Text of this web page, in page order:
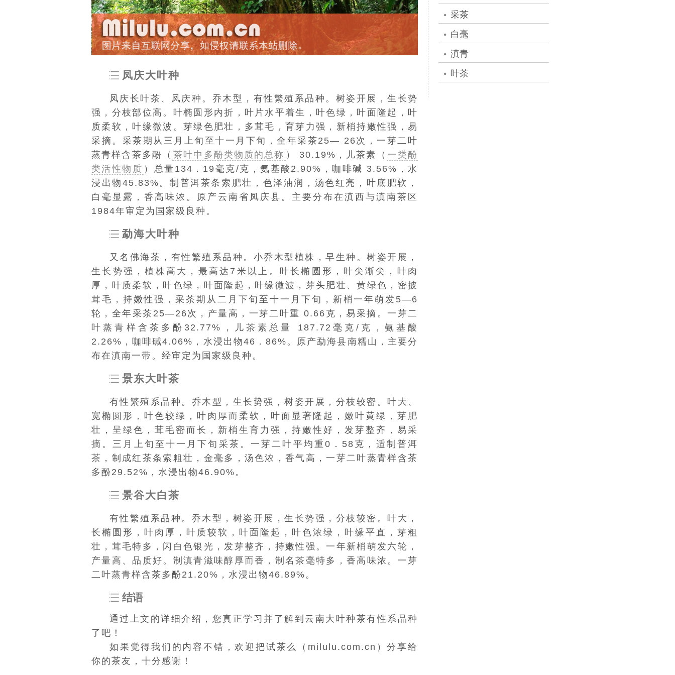
凤庆大叶种
凤庆长叶茶、凤庆种。乔木型， 有性繁殖 系品种。树姿开展，生长势
强，分枝部位高。叶椭圆形内折，叶片水平着生，叶色绿，叶面隆起，叶
质柔软，叶缘微波。芽绿色肥壮，多茸毛，育芽力强，新梢持嫩性强，易
采摘。采茶期从三月上旬至十一月下旬，全年采茶25— 26次，一芽二叶
蒸青样含茶多酚（ 茶叶中多酚类物质的总称 ） 30.19%， 儿茶素（ 一类酚
类活性物质 ） 总量134．19毫克/克，氨基酸2.90%，咖啡碱 3.56%，水
浸出物45.83%。制 普洱茶条索肥壮，色泽油润，汤色红亮，叶底肥软，
白毫 显露，香高味浓。原产云南省 凤庆县 。主要分布在滇西与滇南茶区
1984年审定为国家级良种。
勐海大叶种
又名佛海茶， 有性繁殖 系品种。小乔木型植株，早生种。树姿开展，
生长势 强，植株高大，最高达7米以上。叶长椭圆形，叶尖渐尖，叶肉
厚，叶质柔软，叶色绿，叶面隆起， 叶缘微波，芽头肥壮、黄绿色，密披
茸毛，持嫩性强，采茶期从二月下旬至十一月下旬，新梢一年萌发5—6
轮，全年采茶25—26次，产量高，一芽二叶重 0.66克，易采摘。一芽二
叶蒸青样含茶多酚32.77%，
儿茶素 总量 187.72毫克/克，氨基酸
2.26%，咖啡碱4.06%，水浸出物46．86%。原产勐海县南糯山 ，主要分
布在滇南一带。经审定为国家级良种。
景东大叶茶
有性繁殖 系品种。乔木型， 生长势强，树姿开展，分枝较密。叶大、
宽椭圆形，叶色较绿，叶肉厚而柔软，叶面显著隆起，嫩叶黄绿，芽肥
壮，呈绿色，茸毛密而长，新梢生育力强，持嫩性好，发芽整齐，易采
摘。三月上旬至十一月下旬采茶。一芽二叶平均重0．58克，适制普洱
茶，制成红茶条索粗壮，金毫多，汤色浓，香气高，一芽二叶蒸青样含茶
多酚29.52%，水浸出物46.90%。
景谷大白茶
有性繁殖 系品种。乔木型，树姿开展，生长势 强，分枝较密。叶大，
长椭圆形，叶肉厚，叶质较软，叶面隆起，叶色浓绿，叶缘平直，芽粗
壮，茸毛特多，闪白色银光，发芽整齐，持嫩性强。一年新梢萌发六轮，
产量高、品质好。制 滇青滋味醇厚而香，制名茶毫特多，香高味浓。一芽
二叶蒸青样含茶多酚21.20%，水浸出物46.89%。
结语
通过上文的详细介绍，您真正学习并了解到云南大叶种茶有性系品种
了吧！
如果觉得我们的内容不错，欢迎把试茶么（milulu.com.cn）分享给
你的茶友，十分感谢！
采茶
白毫
滇青
叶茶